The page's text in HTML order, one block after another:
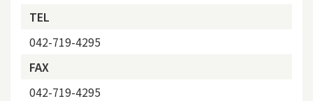
TEL
042-719-4295
FAX
042-719-4295